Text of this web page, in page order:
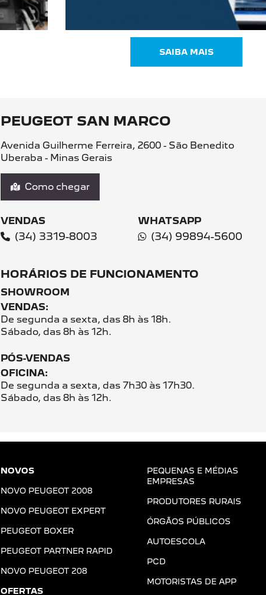
SAIBA MAIS
PEUGEOT SAN MARCO
Avenida Guilherme Ferreira, 2600 - São Benedito
Uberaba - Minas Gerais
Como chegar
VENDAS
(34) 3319-8003
WHATSAPP
(34) 99894-5600
HORÁRIOS DE FUNCIONAMENTO
SHOWROOM
VENDAS:
De segunda a sexta, das 8h às 18h.
Sábado, das 8h às 12h.
PÓS-VENDAS
OFICINA:
De segunda a sexta, das 7h30 às 17h30.
Sábado, das 8h às 12h.
NOVOS
NOVO PEUGEOT 2008
NOVO PEUGEOT EXPERT
PEUGEOT BOXER
PEUGEOT PARTNER RAPID
NOVO PEUGEOT 208
OFERTAS
PEQUENAS E MÉDIAS
EMPRESAS
PRODUTORES RURAIS
ÓRGÃOS PÚBLICOS
AUTOESCOLA
PCD
MOTORISTAS DE APP